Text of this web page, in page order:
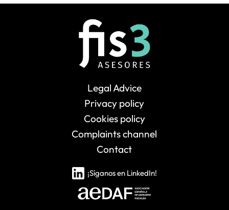
Legal Advice
Privacy policy
Cookies policy
Complaints channel
Contact
¡Síganos en LinkedIn!